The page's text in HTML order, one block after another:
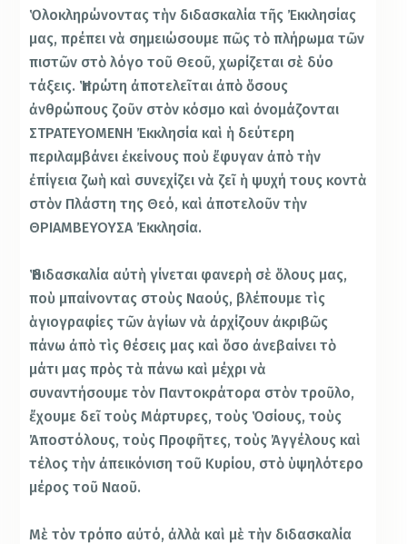
Ὁλοκληρώνοντας τὴν διδασκαλία τῆς Ἐκκλησίας
μας, πρέπει νὰ σημειώσουμε πῶς τὸ πλήρωμα τῶν
πιστῶν στὸ λόγο τοῦ Θεοῦ, χωρίζεται σὲ δύο
τάξεις. Ἡ πρώτη ἀποτελεῖται ἀπὸ ὅσους
ἀνθρώπους ζοῦν στὸν κόσμο καὶ ὀνομάζονται
ΣΤΡΑΤΕΥΟΜΕΝΗ Ἐκκλησία καὶ ἡ δεύτερη
περιλαμβάνει ἐκείνους ποὺ ἔφυγαν ἀπὸ τὴν
ἐπίγεια ζωὴ καὶ συνεχίζει νὰ ζεῖ ἡ ψυχή τους κοντὰ
στὸν Πλάστη της Θεό, καὶ ἀποτελοῦν τὴν
ΘΡΙΑΜΒΕΥΟΥΣΑ Ἐκκλησία.
Ἡ διδασκαλία αὐτὴ γίνεται φανερὴ σὲ ὅλους μας,
ποὺ μπαίνοντας στοὺς Ναούς, βλέπουμε τὶς
ἁγιογραφίες τῶν ἁγίων νὰ ἀρχίζουν ἀκριβῶς
πάνω ἀπὸ τὶς θέσεις μας καὶ ὅσο ἀνεβαίνει τὸ
μάτι μας πρὸς τὰ πάνω καὶ μέχρι νὰ
συναντήσουμε τὸν Παντοκράτορα στὸν τροῦλο,
ἔχουμε δεῖ τοὺς Μάρτυρες, τοὺς Ὁσίους, τοὺς
Ἀποστόλους, τοὺς Προφῆτες, τοὺς Ἀγγέλους καὶ
τέλος τὴν ἀπεικόνιση τοῦ Κυρίου, στὸ ὑψηλότερο
μέρος τοῦ Ναοῦ.
Μὲ τὸν τρόπο αὐτό, ἀλλὰ καὶ μὲ τὴν διδασκαλία